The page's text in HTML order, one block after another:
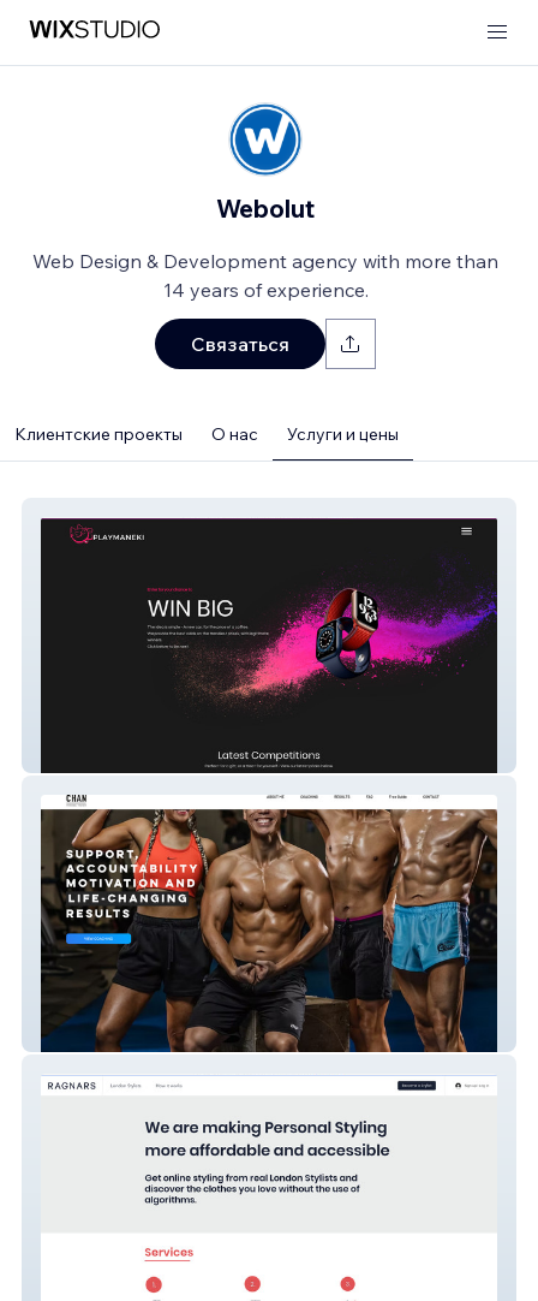
Webolut
Web Design & Development agency with more than
14 years of experience.
Связаться
Клиентские проекты О нас Услуги и цены
Ray Chan PT